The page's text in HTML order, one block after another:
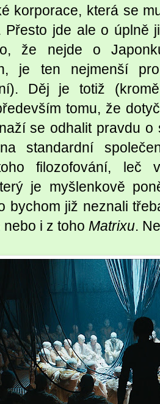
korporace, která se
Přesto jde ale o úplně
že nejde o
je ten nejmenší
Děj je totiž
tomu, že
se odhalit pravdu
standardní
filozofování, leč
je myšlenkově
bychom již neznali
nebo i z toho Matrixu.